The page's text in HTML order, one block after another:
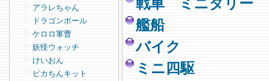
アラレちゃん
ドラゴンボール
ケロロ軍曹
妖怪ウォッチ
けいおん
ピカちんキット
戦車 ミニタリー
艦船
バイク
ミニ四駆